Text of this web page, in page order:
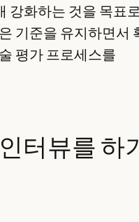
강화하는 것을 목표
기준을 유지하면서
평가 프로세스를
터뷰를 하